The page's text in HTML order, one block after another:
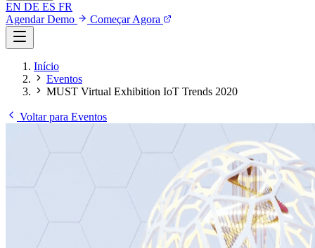
EN DE ES FR
Agendar Demo
Começar Agora
Início
Eventos
MUST Virtual Exhibition IoT Trends 2020
Voltar para Eventos